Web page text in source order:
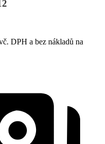
DPH a bez nákladů na